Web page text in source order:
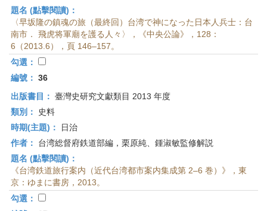
題名 (點擊閱讀)：
〈早坂隆の鎮魂の旅（最終回）台湾で神になった日本人兵士：台
南市． 飛虎将軍廟を護る人々〉，《中央公論》，128：
6（2013.6），頁 146–157。
勾選：
編號： 36
出版書目： 臺灣史研究文獻類目 2013 年度
類別：
史料
時期(主題)：
日治
作者：
台湾総督府鉄道部編，栗原純、鍾淑敏監修解説
題名 (點擊閱讀)：
《台湾鉄道旅行案内（近代台湾都市案内集成第 2–6 巻）》，東
京：ゆまに書房，2013。
勾選：